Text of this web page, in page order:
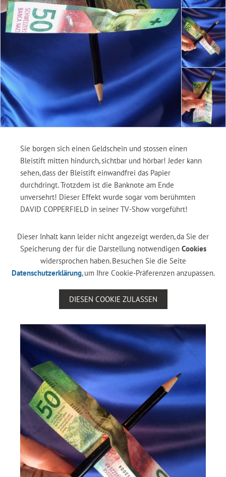
Sie borgen sich einen Geldschein und stossen einen
Bleistift mitten hindurch, sichtbar und hörbar! Jeder kann
sehen, dass der Bleistift einwandfrei das Papier
durchdringt. Trotzdem ist die Banknote am Ende
unversehrt! Dieser Effekt wurde sogar vom berühmten
DAVID COPPERFIELD in seiner TV-Show vorgeführt!
Dieser Inhalt kann leider nicht angezeigt werden, da Sie der
Speicherung der für die Darstellung notwendigen Cookies
widersprochen haben. Besuchen Sie die Seite
Datenschutzerklärung, um Ihre Cookie-Präferenzen anzupassen.
DIESEN COOKIE ZULASSEN